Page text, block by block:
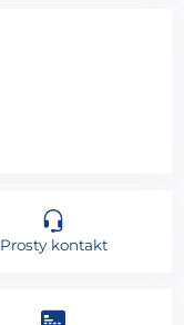
Prosty kontakt